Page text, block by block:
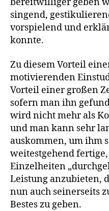
bereitwilliger geben
singend,
vorspielend und
konnte.
Zu diesem Vorteil
motivierenden
Vorteil einer großen
sofern man ihn
wird nicht mehr als
und man kann sehr
auskommen, um ihm
weitestgehend
Einzelheiten
Leistung anzubieten,
nun auch seinerseits
Bestes zu geben.